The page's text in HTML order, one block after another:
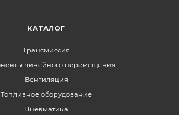
КАТАЛОГ
Трансмиссия
линейного перемещения
Вентиляция
Топливное оборудование
Пневматика